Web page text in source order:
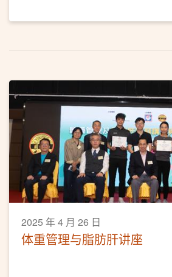
2025 年 4 月 26 日
体重管理与脂肪肝讲座